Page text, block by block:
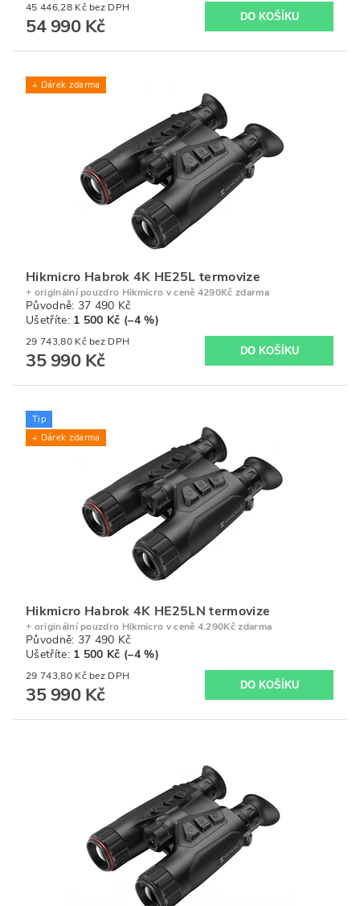
45 446,28 Kč bez DPH
54 990 Kč
+ Dárek zdarma
Hikmicro Habrok 4K HE25L termovize
+ originální pouzdro Hikmicro v ceně 4290Kč zdarma
Původně: 37 490 Kč
Ušetříte: 1 500 Kč (–4 %)
29 743,80 Kč bez DPH
35 990 Kč
Tip
+ Dárek zdarma
Hikmicro Habrok 4K HE25LN termovize
+ originální pouzdro Hikmicro v ceně 4.290Kč zdarma
Původně: 37 490 Kč
Ušetříte: 1 500 Kč (–4 %)
29 743,80 Kč bez DPH
35 990 Kč